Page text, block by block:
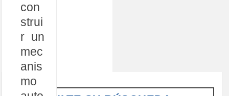
con
strui
r un
mec
anis
mo